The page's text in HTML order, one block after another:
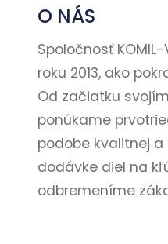
O NÁS
Spoločnosť KOMIL-
roku 2013, ako
Od začiatku
ponúkame
podobe kvalitnej
dodávke diel na
odbremeníme